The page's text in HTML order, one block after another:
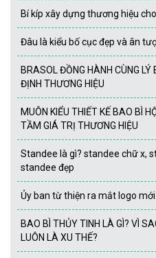
Bí kíp xây dựng thương hiệu
Đâu là kiểu bố cục đẹp và ân
BRASOL ĐỒNG HÀNH CÙNG
ĐỊNH THƯƠNG HIỆU
MUÔN KIỂU THIẾT KẾ BAO BÌ
TẦM GIÁ TRỊ THƯƠNG HIỆU
Standee là gì? standee chữ x,
standee đẹp
Ủy ban từ thiện ra mắt logo mới
BAO BÌ THỦY TINH LÀ GÌ? VÌ
LUÔN LÀ XU THẾ?